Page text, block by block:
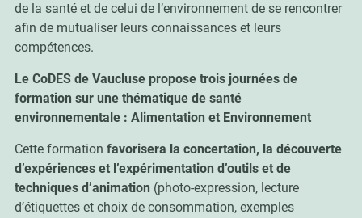
de la santé et de celui de l’environnement de se rencontrer
afin de mutualiser leurs connaissances et leurs
compétences.
Le CoDES de Vaucluse propose trois journées de
formation sur une thématique de santé
environnementale : Alimentation et Environnement
Cette formation favorisera la concertation, la découverte
d’expériences et l’expérimentation d’outils et de
techniques d’animation (photo-expression, lecture
d’étiquettes et choix de consommation, exemples